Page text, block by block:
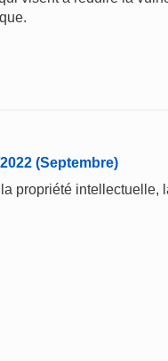
(Septembre)
propriété